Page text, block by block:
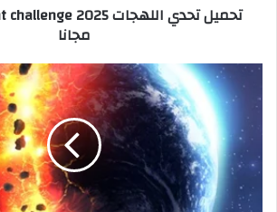
مجانا